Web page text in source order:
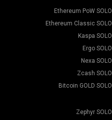
Ethereum PoW SOLO
Ethereum Classic SOLO
Kaspa SOLO
Ergo SOLO
Nexa SOLO
Zcash SOLO
Bitcoin GOLD SOLO
Zephyr SOLO